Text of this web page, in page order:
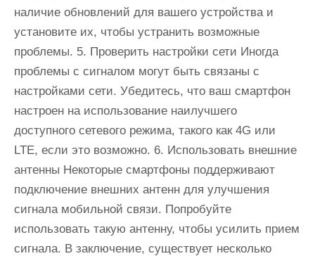
наличие обновлений для вашего устройства и
установите их, чтобы устранить возможные
проблемы. 5. Проверить настройки сети Иногда
проблемы с сигналом могут быть связаны с
настройками сети. Убедитесь, что ваш смартфон
настроен на использование наилучшего
доступного сетевого режима, такого как 4G или
LTE, если это возможно. 6. Использовать внешние
антенны Некоторые смартфоны поддерживают
подключение внешних антенн для улучшения
сигнала мобильной связи. Попробуйте
использовать такую антенну, чтобы усилить прием
сигнала. В заключение, существует несколько